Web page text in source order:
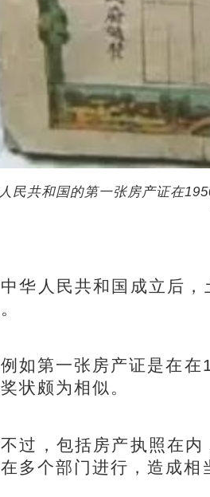
民共和国的第一张房产证在
人民共和国成立后，
第一张房产证是在在
状颇为相似。
，包括房产执照在内
多个部门进行，造成相